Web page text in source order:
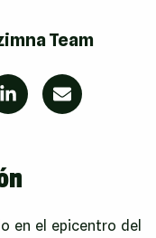
Team
en el epicentro del